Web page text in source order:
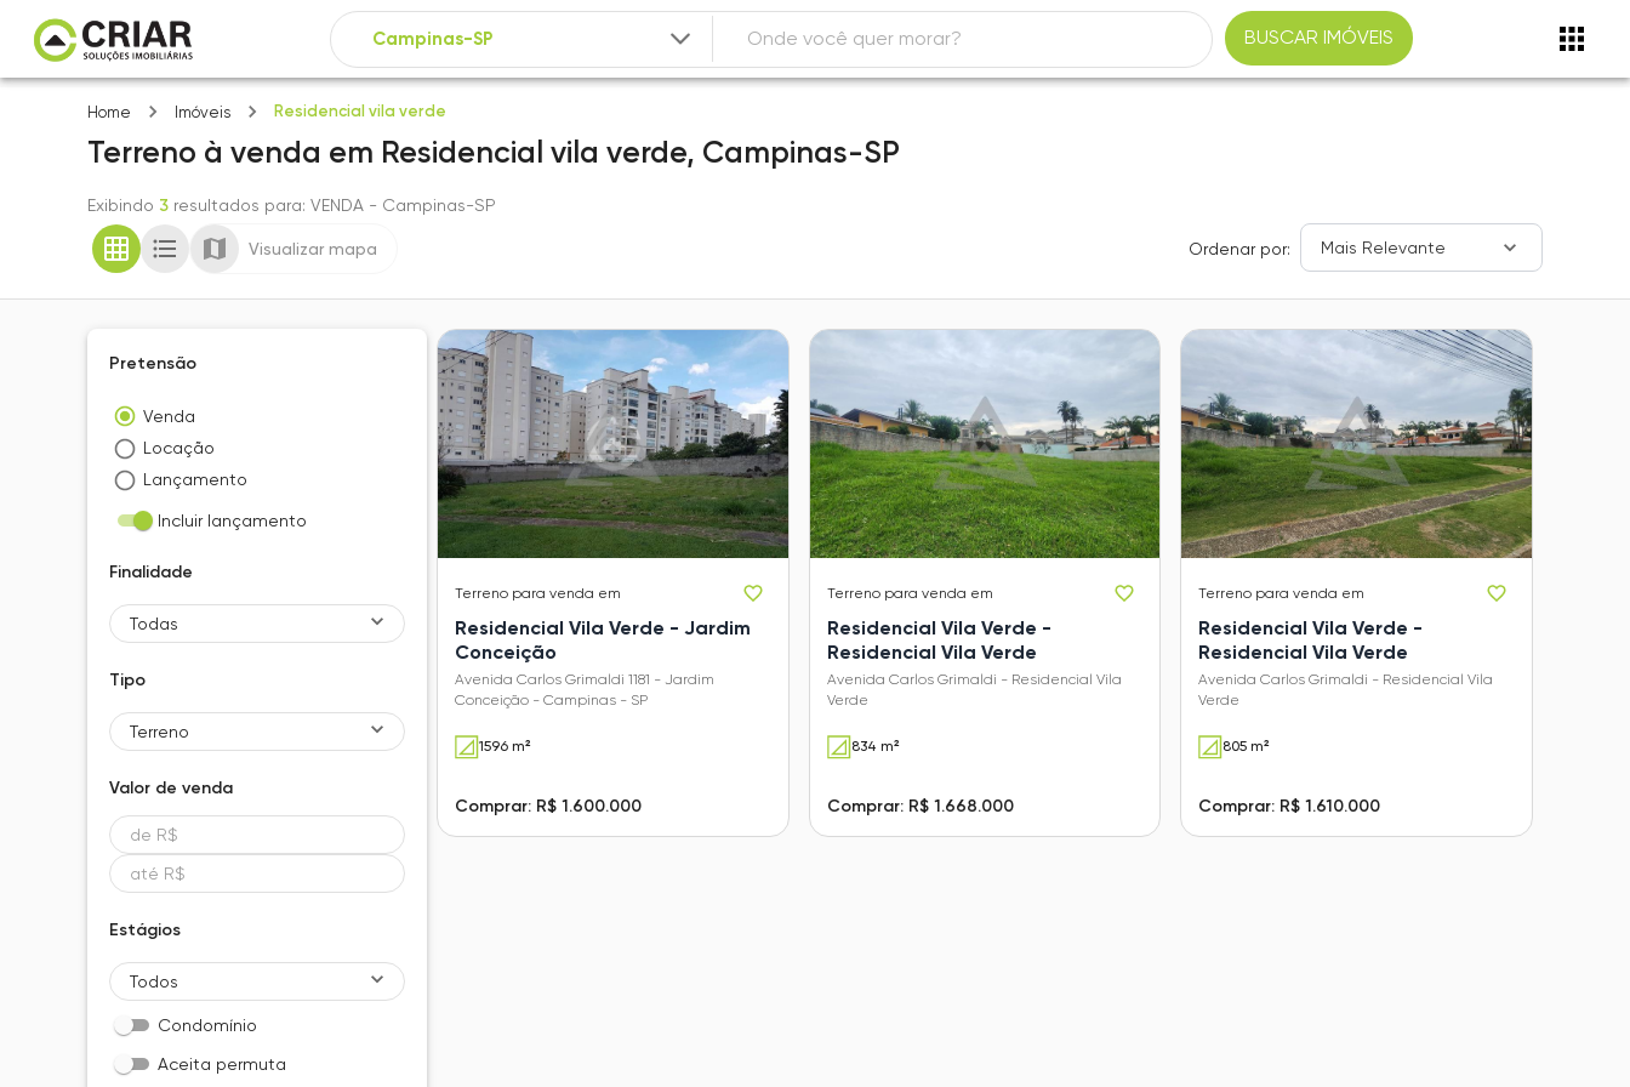
BUSCAR IMÓVEIS
Home Imóveis Residencial vila verde
Terreno à venda em Residencial vila verde, Campinas-SP
Exibindo 3 resultados para: VENDA - Campinas-SP
Visualizar mapa Ordenar por: Mais Relevante
Pretensão
Venda
Locação
Lançamento
Incluir lançamento
Finalidade
Todas
Tipo
Terreno
Valor de venda
Estágios
Todos
Condomínio
Aceita permuta
Terreno para venda em
Residencial Vila Verde - Jardim
Conceição
Avenida Carlos Grimaldi 1181 - Jardim
Conceição - Campinas - SP
1596 m²
Comprar: R$ 1.600.000
Terreno para venda em
Residencial Vila Verde -
Residencial Vila Verde
Avenida Carlos Grimaldi - Residencial Vila
Verde
834 m²
Comprar: R$ 1.668.000
Terreno para venda em
Residencial Vila Verde -
Residencial Vila Verde
Avenida Carlos Grimaldi - Residencial Vila
Verde
805 m²
Comprar: R$ 1.610.000